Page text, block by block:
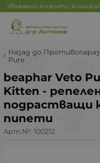
Уважаеми клиенти,
Назад до
Pure
beaphar Veto
Kitten -
подрастващи
пипети
Арт.№: 100212